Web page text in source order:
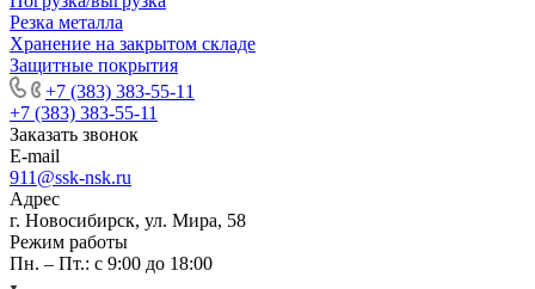
Резка металла
Хранение на закрытом складе
Защитные покрытия
+7 (383) 383-55-11
+7 (383) 383-55-11
Заказать звонок
E-mail
911@ssk-nsk.ru
Адрес
г. Новосибирск, ул. Мира, 58
Режим работы
Пн. – Пт.: с 9:00 до 18:00